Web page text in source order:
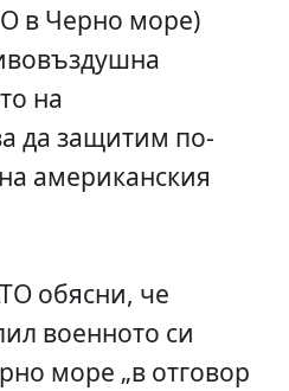
в Черно море)
на
да защитим по-
американския
обясни, че
военното си
море „в отговор